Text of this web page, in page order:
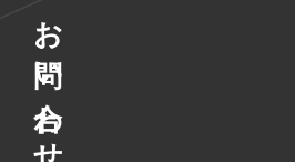
お問い合わせ